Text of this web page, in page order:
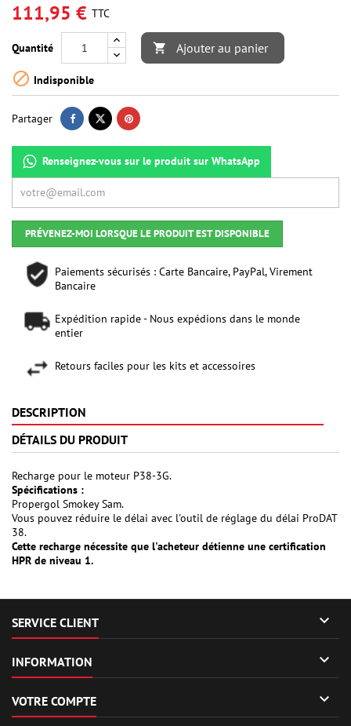
111,95 € TTC
Quantité  Ajouter au panier
 Indisponible
Partager
Renseignez-vous sur le produit sur WhatsApp
PRÉVENEZ-MOI LORSQUE LE PRODUIT EST DISPONIBLE
Paiements sécurisés : Carte Bancaire, PayPal, Virement
Bancaire
Expédition rapide - Nous expédions dans le monde
entier
Retours faciles pour les kits et accessoires
DESCRIPTION
DÉTAILS DU PRODUIT
Recharge pour le moteur P38-3G.
Spécifications :
Propergol Smokey Sam.
Vous pouvez réduire le délai avec l'outil de réglage du délai ProDAT
38.
Cette recharge nécessite que l'acheteur détienne une certification
HPR de niveau 1.
SERVICE CLIENT 
INFORMATION 
VOTRE COMPTE 